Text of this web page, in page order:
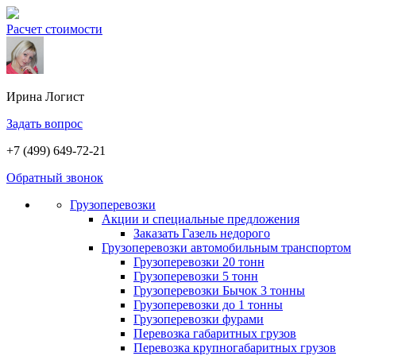
Расчет стоимости
Ирина Логист
Задать вопрос
+7 (499) 649-72-21
Обратный звонок
Грузоперевозки
Акции и специальные предложения
Заказать Газель недорого
Грузоперевозки автомобильным транспортом
Грузоперевозки 20 тонн
Грузоперевозки 5 тонн
Грузоперевозки Бычок 3 тонны
Грузоперевозки до 1 тонны
Грузоперевозки фурами
Перевозка габаритных грузов
Перевозка крупногабаритных грузов